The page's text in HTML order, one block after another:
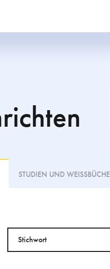
STUDIEN UND WEISSBÜCHER
Stichwort